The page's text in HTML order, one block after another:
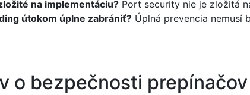
na implementáciu? Port security nie je zložitá
útokom úplne zabrániť? Úplná prevencia nemusí
o bezpečnosti